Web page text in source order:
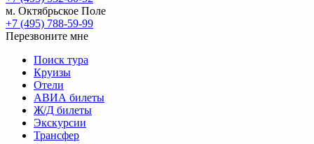
м. Октябрьское Поле
+7 (495) 788-59-99
Перезвоните мне
Поиск тура
Круизы
Отели
АВИА билеты
Ж/Д билеты
Экскурсии
Трансфер